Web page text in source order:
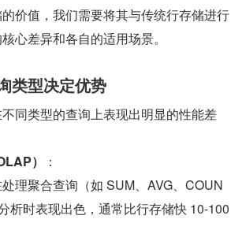
价值，我们需要将其与传统行存储进行
心差异和各自的适用场景。
类型决定优势
同类型的查询上表现出明显的性能差
）
：
理聚合查询（如 SUM、AVG、COUN
析时表现出色，通常比行存储快 10-100